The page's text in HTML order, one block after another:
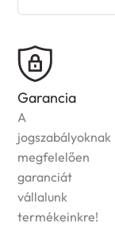
Garancia
A
jogszabályoknak
megfelelően
garanciát
vállalunk
termékeinkre!